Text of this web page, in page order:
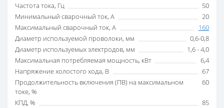
Частота тока, Гц
50
Минимальный сварочный ток, А
20
Максимальный сварочный ток, А
160
Диаметр используемой проволоки, мм
0,6-0,8
Диаметр используемых электродов, мм
1,6 - 4,0
Максимальная потребляемая мощность, кВт
6,4
Напряжение холостого хода, В
67
Продолжительность включения (ПВ) на максимальном
токе, %
60
КПД, %
85